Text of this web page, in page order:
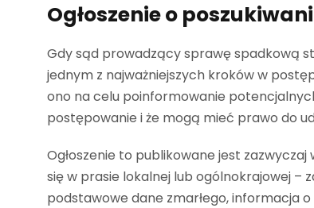
Ogłoszenie o
Gdy sąd prowadzący sprawę spadkową
jednym z najważniejszych kroków w
ono na celu poinformowanie
postępowanie i że mogą mieć prawo do
Ogłoszenie to publikowane jest zazwyczaj
się w prasie lokalnej lub ogólnokrajowej –
podstawowe dane zmarłego, informacja